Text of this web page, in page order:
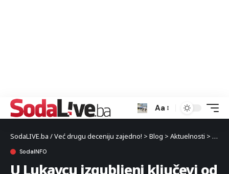
Aa
SodaLIVE.ba / Već drugu deceniju zajedno! > Blog > Aktuelnosti >
SodaINFO
U Lukavcu izgubljeni ključevi od